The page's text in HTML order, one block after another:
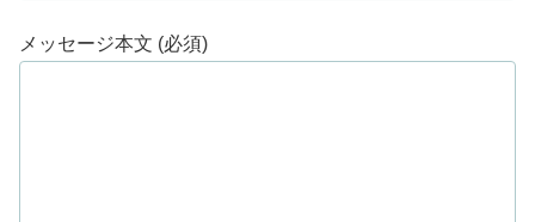
メッセージ本文 (必須)